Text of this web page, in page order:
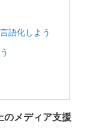
語化しよう
のメディア支援